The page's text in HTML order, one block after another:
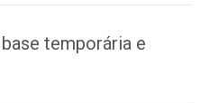
temporária e